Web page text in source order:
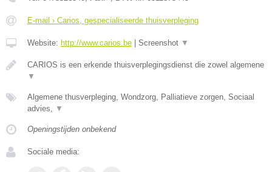
E-mail › Carios, gespecialiseerde thuisverpleging
Website: http://www.carios.be Screenshot ▼
CARIOS is een erkende thuisverplegingsdienst die zowel algemene
▼
Algemene thusverpleging, Wondzorg, Palliatieve zorgen, Sociaal
advies,
▼
Openingstijden onbekend
Sociale media: